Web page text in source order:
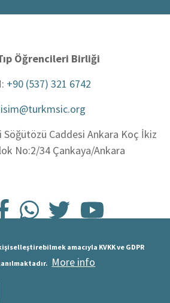
Öğrencileri Birliği
+90 (537) 321 6742
Caddesi Ankara Koç İkiz
No:2/34 Çankaya/Ankara
Birliği © 2025
amacıyla KVKK ve GDPR
More info